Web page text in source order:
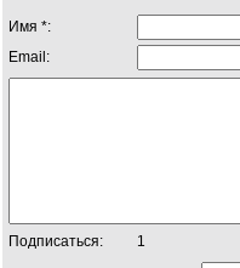
Имя *:
Email:
Подписаться: 1